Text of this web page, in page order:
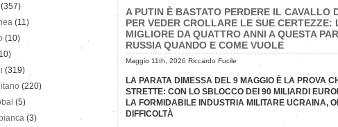
A PUTIN È BASTATO PERDERE IL CAVALLO
PER VEDER CROLLARE LE SUE CERTEZZE:
MIGLIORE DA QUATTRO ANNI A QUESTA
RUSSIA QUANDO E COME VUOLE
Maggio 11th, 2026 Riccardo Fucile
LA PARATA DIMESSA DEL 9 MAGGIO È LA PROVA
STRETTE: CON LO SBLOCCO DEI 90 MILIARDI
LA FORMIDABILE INDUSTRIA MILITARE UCRAINA,
DIFFICOLTÀ
(357)
(11)
(10)
(319)
(220)
(5)
(3)